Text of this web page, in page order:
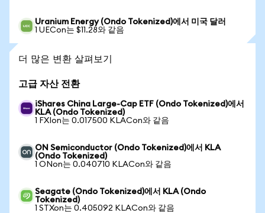
Uranium Energy (Ondo Tokenized)에서 미국 달러
1 UECon는 $11.28와 같음
더 많은 변환 살펴보기
고급 자산 전환
iShares China Large-Cap ETF (Ondo Tokenized)에서
KLA (Ondo Tokenized)
1 FXIon는 0.017500 KLACon와 같음
ON Semiconductor (Ondo Tokenized)에서 KLA
(Ondo Tokenized)
1 ONon는 0.040710 KLACon와 같음
Seagate (Ondo Tokenized)에서 KLA (Ondo
Tokenized)
1 STXon는 0.405092 KLACon와 같음